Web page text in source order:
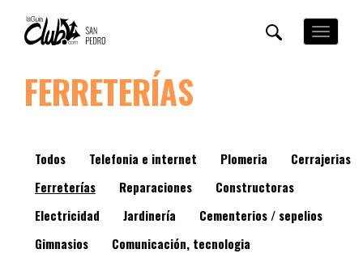
contenido
Toggle
navigation
FERRETERÍAS
Todos Telefonia e internet Plomeria
Cerrajerias
Ferreterías
Reparaciones
Constructoras
Electricidad
Jardinería
Cementerios / sepelios
Gimnasios
Comunicación, tecnologia